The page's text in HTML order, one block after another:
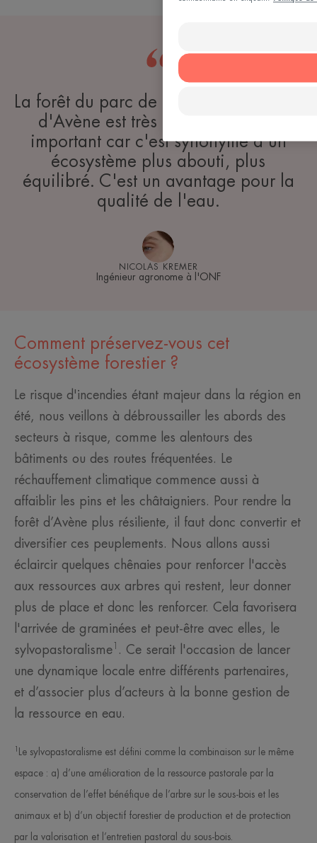
La forêt du parc de la Station thermale
d'Avène est très ancienne. C'est
important car c'est synonyme d'un
écosystème plus abouti, plus
équilibré. C'est un avantage pour la
qualité de l'eau.
NICOLAS KREMER
Ingénieur agronome à l'ONF
Comment préservez-vous cet
écosystème forestier ?
Le risque d'incendies étant majeur dans la région en
été, nous veillons à débroussailler les abords des
secteurs à risque, comme les alentours des
bâtiments ou des routes fréquentées. Le
réchauffement climatique commence aussi à
affaiblir les pins et les châtaigniers. Pour rendre la
forêt d’Avène plus résiliente, il faut donc convertir et
diversifier ces peuplements. Nous allons aussi
éclaircir quelques chênaies pour renforcer l'accès
aux ressources aux arbres qui restent, leur donner
plus de place et donc les renforcer. Cela favorisera
l'arrivée de graminées et peut-être avec elles, le
sylvopastoralisme . Ce serait l'occasion de lancer
une dynamique locale entre différents partenaires,
et d’associer plus d’acteurs à la bonne gestion de
la ressource en eau.
Le sylvopastoralisme est défini comme la combinaison sur le même
espace : a) d’une amélioration de la ressource pastorale par la
conservation de l’effet bénéfique de l’arbre sur le sous-bois et les
animaux et b) d’un objectif forestier de production et de protection
par la valorisation et l’entretien pastoral du sous-bois.